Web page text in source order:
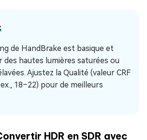
de HandBrake est basique et
des hautes lumières saturées ou
Ajustez la Qualité (valeur CRF
18–22) pour de meilleurs
HDR en SDR avec